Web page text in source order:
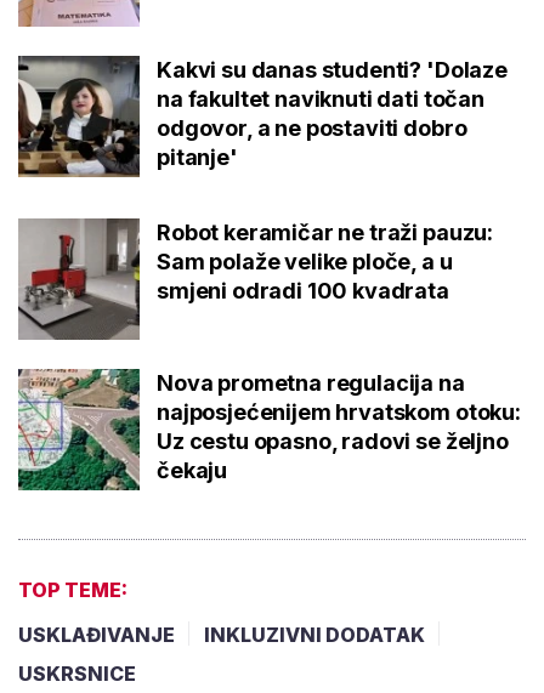
Kakvi su danas studenti? 'Dolaze
na fakultet naviknuti dati točan
odgovor, a ne postaviti dobro
pitanje'
Robot keramičar ne traži pauzu:
Sam polaže velike ploče, a u
smjeni odradi 100 kvadrata
Nova prometna regulacija na
najposjećenijem hrvatskom otoku:
Uz cestu opasno, radovi se željno
čekaju
TOP TEME:
USKLAĐIVANJE
INKLUZIVNI DODATAK
USKRSNICE